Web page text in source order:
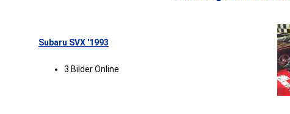
Subaru SVX '1993
3 Bilder Online